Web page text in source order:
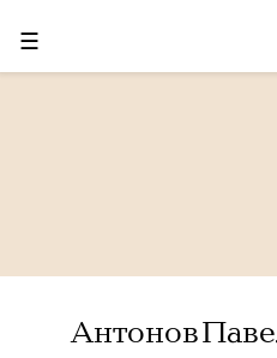
☰
Антонов